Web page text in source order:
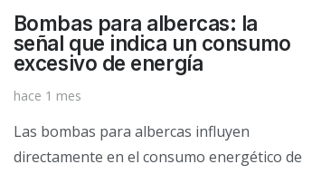
Bombas para albercas: la
señal que indica un consumo
excesivo de energía
hace 1 mes
Las bombas para albercas influyen
directamente en el consumo energético de